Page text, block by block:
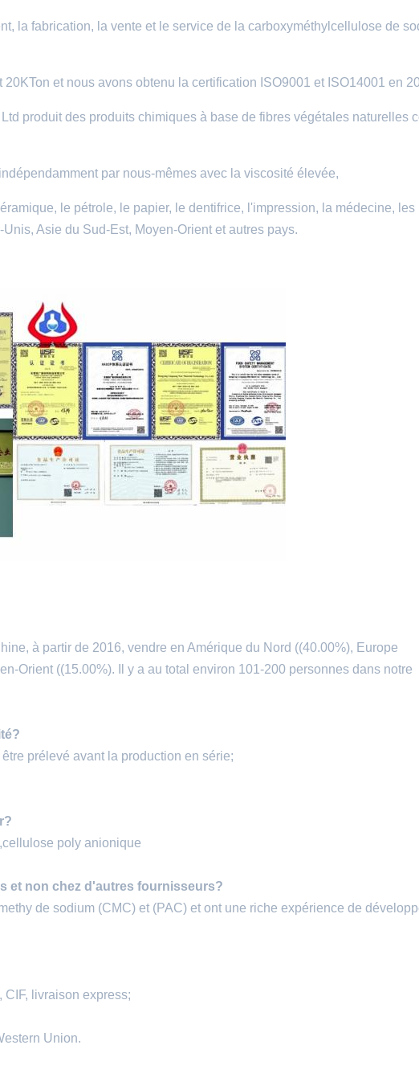
la fabrication, la vente et le service de la carboxyméthylcellulose de
20KTon et nous avons obtenu la certification ISO9001 et ISO14001 en
produit des produits chimiques à base de fibres végétales naturelles
par nous-mêmes avec la viscosité élevée,
le pétrole, le papier, le dentifrice, l'impression, la médecine, les
Asie du Sud-Est, Moyen-Orient et autres pays.
à partir de 2016, vendre en Amérique du Nord ((40.00%), Europe
Orient ((15.00%). Il y a au total environ 101-200 personnes dans notre
prélevé avant la production en série;
poly anionique
et non chez d'autres fournisseurs?
de sodium (CMC) et (PAC) et ont une riche expérience de
livraison express;
Union.